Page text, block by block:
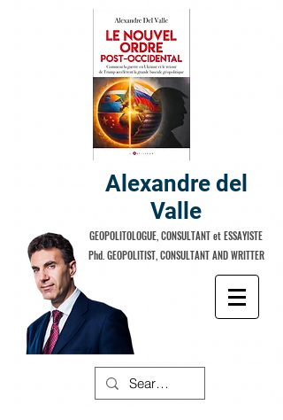
Alexandre del
Valle
GEOPOLITOLOGUE, CONSULTANT et ESSAYISTE
Phd. GEOPOLITIST, CONSULTANT AND WRITTER